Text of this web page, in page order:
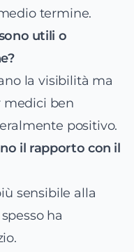
termine.
utili o
la visibilità ma
medici ben
positivo.
il rapporto con il
sensibile alla
ha